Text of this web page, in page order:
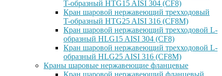
T-образный HTG15 AISI 304 (CF8)
Кран шаровой нержавеющий трехходовый
T-образный HTG25 AISI 316 (CF8M)
Кран шаровой нержавеющий трехходовой L-
образный HLG15 AISI 304 (CF8)
Кран шаровой нержавеющий трехходовой L-
образный HLG25 AISI 316 (CF8M)
Краны шаровые нержавеющие фланцевые
Кран шаровой нержавеющий фланцевый